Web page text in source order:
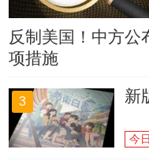
反制美国！中方公
项措施
3 新
今